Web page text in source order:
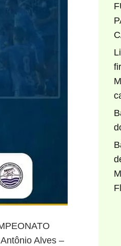
Alves –